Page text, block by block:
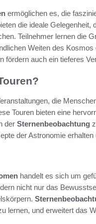
ermöglichen es, die
die ideale Gelegenheit,
Teilnehmer lernen die
Weiten des
fördern auch ein tieferes
die
Touren bieten eine
der Sternenbeobachtung
der Astronomie
handelt es sich um
nicht nur das
lernen, und erweitert das